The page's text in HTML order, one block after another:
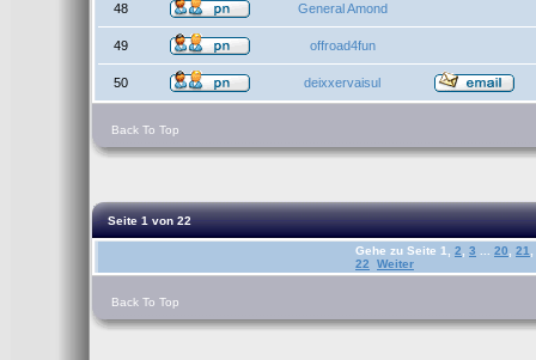
48 General Amond
49 offroad4fun
50 deixxervaisul
Back To Top
Seite 1 von 22
Gehe zu Seite 1 2 3 20 21
22
Weiter
Back To Top